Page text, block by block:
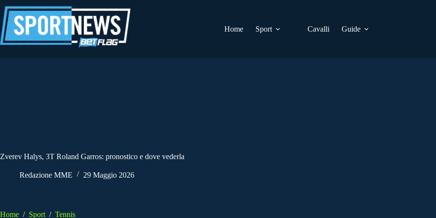
al
contenuto
Home
Sport Cavalli Guide
Zverev Halys, 3T Roland Garros: pronostico e dove vederla
Redazione MME 29 Maggio 2026
Home / Sport / Tennis